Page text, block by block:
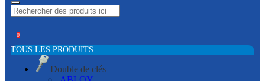
0
TOUS LES PRODUITS
Double de clés